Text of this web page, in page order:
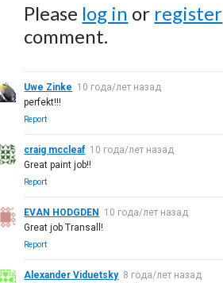
Please log in or register
comment.
Uwe Zinke 10 года/лет назад
perfekt!!!
Report
craig mccleaf 10 года/лет назад
Great paint job‼
Report
EVAN HODGDEN 10 года/лет назад
Great job Transall!
Report
Alexander Viduetsky 8 года/лет назад